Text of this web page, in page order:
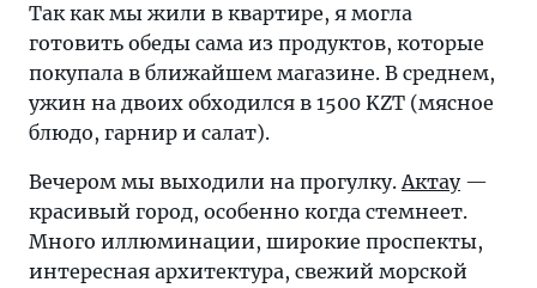
Так как мы жили в квартире, я могла
готовить обеды сама из продуктов, которые
покупала в ближайшем магазине. В среднем,
ужин на двоих обходился в 1500 KZT (мясное
блюдо, гарнир и салат).
Вечером мы выходили на прогулку.Актау—
красивый город, особенно когда стемнеет.
Много иллюминации, широкие проспекты,
интересная архитектура, свежий морской